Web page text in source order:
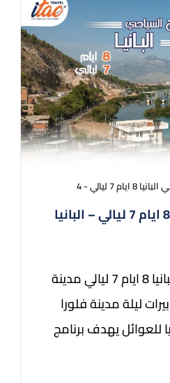
7 ليالي - 4
برنامج سياحي البانيا 8 ايام 7 ليالي – البانيا
افضل برنامج سياحي البانيا 8 ايام 7 ليالي مدينة
ليلة مدينة فلورا
للعوائل يهدف برنامج